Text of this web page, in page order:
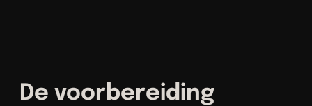
De voorbereiding